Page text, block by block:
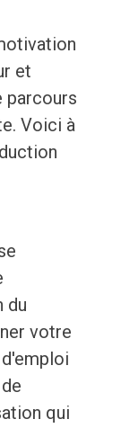
et
parcours
Voici à
du
votre
qui